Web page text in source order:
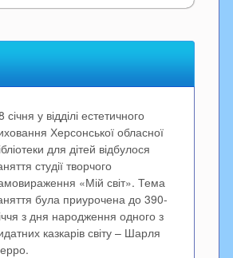
січня у відділі естетичного
Херсонської обласної
для дітей відбулося
студії творчого
«Мій світ». Тема
була приурочена до 390-
з дня народження одного з
казкарів світу – Шарля